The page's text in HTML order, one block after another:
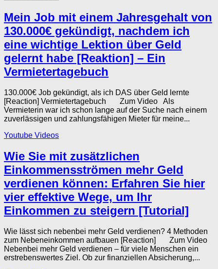
Mein Job mit einem Jahresgehalt von
130.000€ gekündigt, nachdem ich
eine wichtige Lektion über Geld
gelernt habe [Reaktion] – Ein
Vermietertagebuch
130.000€ Job gekündigt, als ich DAS über Geld lernte
[Reaction] Vermietertagebuch Zum Video Als
Vermieterin war ich schon lange auf der Suche nach einem
zuverlässigen und zahlungsfähigen Mieter für meine...
Youtube Videos
Wie Sie mit zusätzlichen
Einkommensströmen mehr Geld
verdienen können: Erfahren Sie hier
vier effektive Wege, um Ihr
Einkommen zu steigern [Tutorial]
Wie lässt sich nebenbei mehr Geld verdienen? 4 Methoden
zum Nebeneinkommen aufbauen [Reaction] Zum Video
Nebenbei mehr Geld verdienen – für viele Menschen ein
erstrebenswertes Ziel. Ob zur finanziellen Absicherung,...